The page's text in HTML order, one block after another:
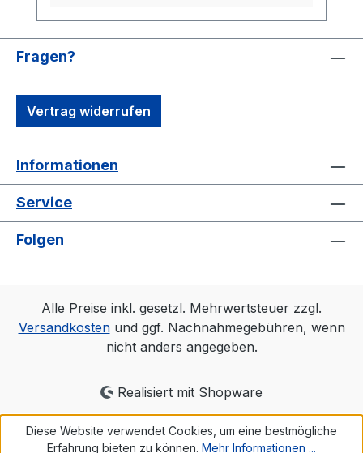
#RINGGESPONNEN Schwerer Stoff 190
g/m²
Fragen?
Vertrag widerrufen
Informationen
Service
Folgen
Alle Preise inkl. gesetzl. Mehrwertsteuer zzgl.
Versandkostenund ggf. Nachnahmegebühren, wenn
nicht anders angegeben.
Realisiert mit Shopware
Diese Website verwendet Cookies, um eine bestmögliche
Erfahrung bieten zu können. Mehr Informationen ...